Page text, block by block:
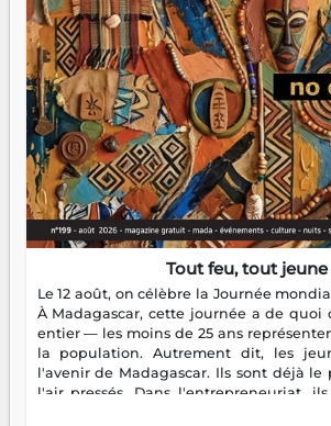
Tout feu, tout jeune
Le 12 août, on célèbre la Journée
À Madagascar, cette journée a de quoi
entier — les moins de 25 ans
la population. Autrement dit, les
l'avenir de Madagascar. Ils sont déjà le
l'air pressés. Dans l'entrepreneuriat,
plus nombreux à se lancer, à créer, à